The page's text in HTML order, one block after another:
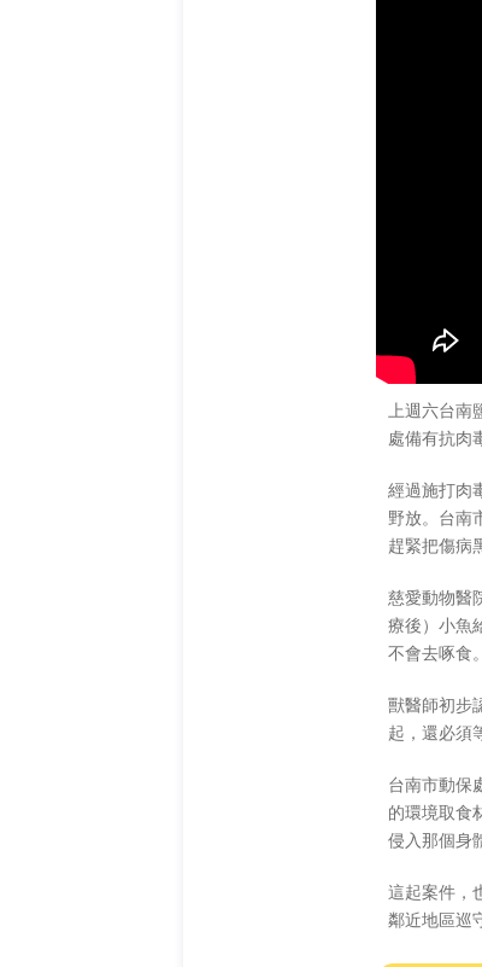
上週六台
處備有抗肉
經過施打肉
野放。台南
趕緊把傷病
慈愛動物醫
療後）小魚
不會去啄食
獸醫師初步
起，還必須
台南市動保
的環境取食
侵入那個身
這起案件，
鄰近地區巡